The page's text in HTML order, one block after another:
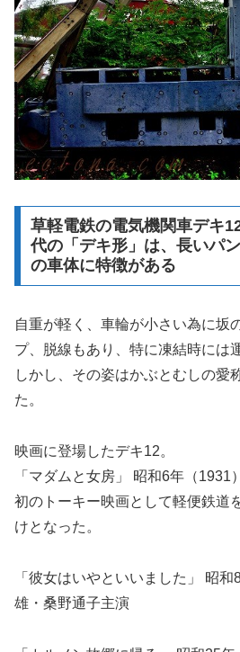
草軽電鉄の電気機関車デキ
代の「デキ形」は、長いパ
の車体に特徴がある
自重が軽く、車輪が小さい為に坂
プ、脱線もあり、特に凍結時には
しかし、その姿はかぶとむしの愛
た。
映画に登場したデキ12。
「マダムと女房」 昭和6年（1931
初のトーキー映画として軽便鉄道
けとなった。
「彼女はいやといいました」 昭
雄・桑野通子主演